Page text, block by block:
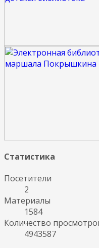
Статистика
Посетители
2
Материалы
1584
Количество
4943587